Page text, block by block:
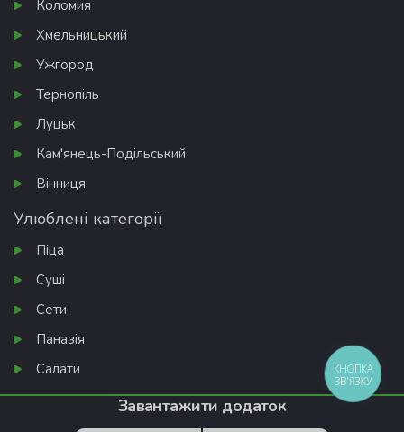
Коломия
Хмельницький
Ужгород
Тернопіль
Луцьк
Кам'янець-Подільський
Вінниця
Улюблені категорії
Піца
Суші
Сети
Паназія
Салати
Завантажити додаток
КНОПКА
ЗВ'ЯЗКУ